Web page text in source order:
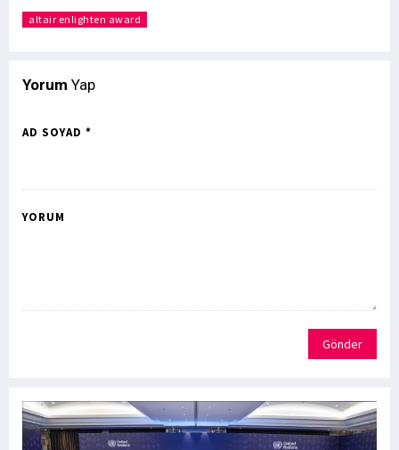
altair enlighten award
Yorum Yap
AD SOYAD *
YORUM
Gönder